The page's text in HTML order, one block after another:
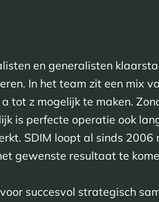
en generalisten
In het team zit een mix
tot z mogelijk te maken.
is perfecte operatie ook
SDIM loopt al sinds 2006
gewenste resultaat te
succesvol strategisch